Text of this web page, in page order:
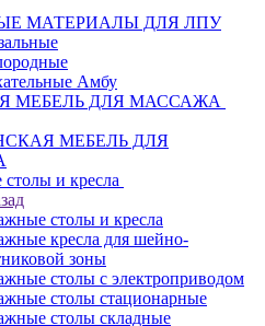
МАТЕРИАЛЫ ДЛЯ ЛПУ
Амбу
МЕБЕЛЬ ДЛЯ МАССАЖА
МЕБЕЛЬ ДЛЯ
и кресла
столы и кресла
кресла для шейно-
зоны
столы с электроприводом
столы стационарные
столы складные